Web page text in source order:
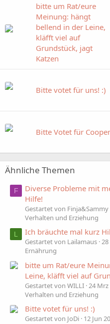
bitte um Rat/eure
Meinung: hängt
bellend in der Leine,
kläfft viel auf
Grundstück, jagt
Katzen
Bitte votet für uns! :)
Bitte Votet für Cooper
Ähnliche Themen
F
Diverse Probleme mit
Hilfe!
Gestartet von Finja&Sammy
Verhalten und Erziehung
L Ich bräuchte mal kurz
Gestartet von Lailamaus
Ernährung
bitte um Rat/eure
Leine, kläfft viel auf
Gestartet von WILLI 24 Mrz
Verhalten und Erziehung
Bitte votet für uns! :)
Gestartet von JoDi 12 Jun